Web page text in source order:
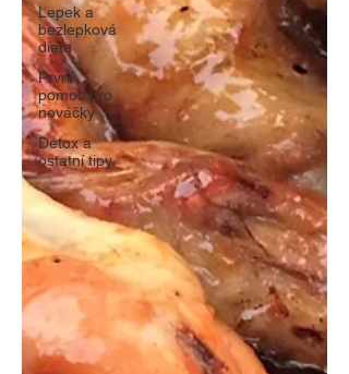
Lepek a
bezlepková
dieta
První
pomoc pro
nováčky
Detox a
ostatní tipy